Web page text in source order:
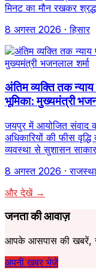
मिनट का मौन रखकर
8 अगस्त 2026 · हिसार
अंतिम व्यक्ति तक
भूमिका: मुख्यमंत्री
जयपुर में आयोजित संवाद
अधिकारियों की फीस
व्यवस्था से सुशासन साकार
8 अगस्त 2026 ·
और देखें →
जनता की आवाज़
आपके आसपास की खबरें,
अपनी खबर भेजें